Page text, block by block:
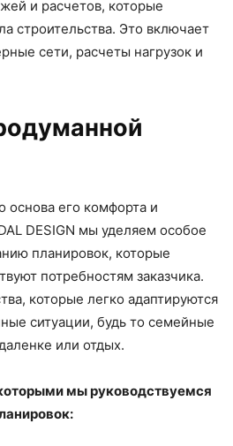
и расчетов, которые
строительства. Это включает
сети, расчеты нагрузок и
основа его комфорта и
DESIGN мы уделяем особое
планировок, которые
потребностям заказчика.
которые легко адаптируются
ситуации, будь то семейные
или отдых.
мы руководствуемся